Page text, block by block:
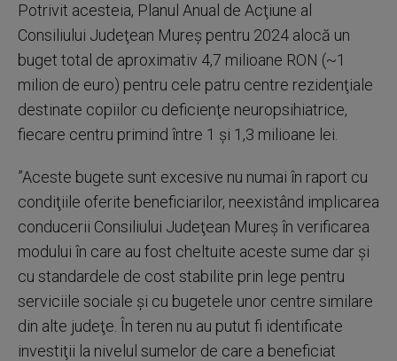
Potrivit acesteia, Planul Anual de Acţiune al
Consiliului Judeţean Mureş pentru 2024 alocă un
buget total de aproximativ 4,7 milioane RON (~1
milion de euro) pentru cele patru centre rezidenţiale
destinate copiilor cu deficienţe neuropsihiatrice,
fiecare centru primind între 1 şi 1,3 milioane lei.
”Aceste bugete sunt excesive nu numai în raport cu
condiţiile oferite beneficiarilor, neexistând implicarea
conducerii Consiliului Judeţean Mureş în verificarea
modului în care au fost cheltuite aceste sume dar şi
cu standardele de cost stabilite prin lege pentru
serviciile sociale şi cu bugetele unor centre similare
din alte judeţe. În teren nu au putut fi identificate
investiţii la nivelul sumelor de care a beneficiat